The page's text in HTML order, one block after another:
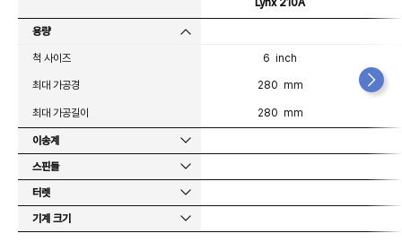
용량
척 사이즈
최대 가공경
최대 가공길이
이송계
스핀들
터렛
기계 크기
Lynx 210A
6 inch
280 mm
280 mm